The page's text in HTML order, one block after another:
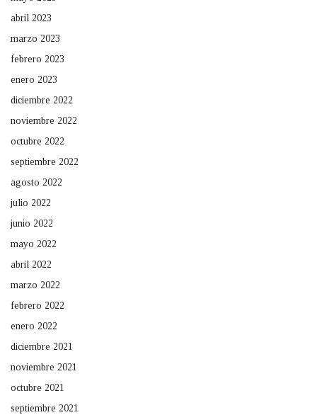
abril 2023
marzo 2023
febrero 2023
enero 2023
diciembre 2022
noviembre 2022
octubre 2022
septiembre 2022
agosto 2022
julio 2022
junio 2022
mayo 2022
abril 2022
marzo 2022
febrero 2022
enero 2022
diciembre 2021
noviembre 2021
octubre 2021
septiembre 2021